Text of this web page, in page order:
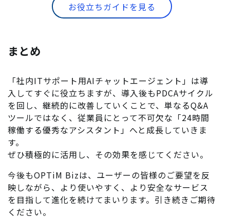
お役立ちガイドを見る
まとめ
「社内ITサポート用AIチャットエージェント」は導
入してすぐに役立ちますが、導入後もPDCAサイクル
を回し、継続的に改善していくことで、単なるQ&A
ツールではなく、従業員にとって不可欠な「24時間
稼働する優秀なアシスタント」へと成長していきま
す。
ぜひ積極的に活用し、その効果を感じてください。
今後もOPTiM Bizは、ユーザーの皆様のご要望を反
映しながら、より使いやすく、より安全なサービス
を目指して進化を続けてまいります。引き続きご期待
ください。